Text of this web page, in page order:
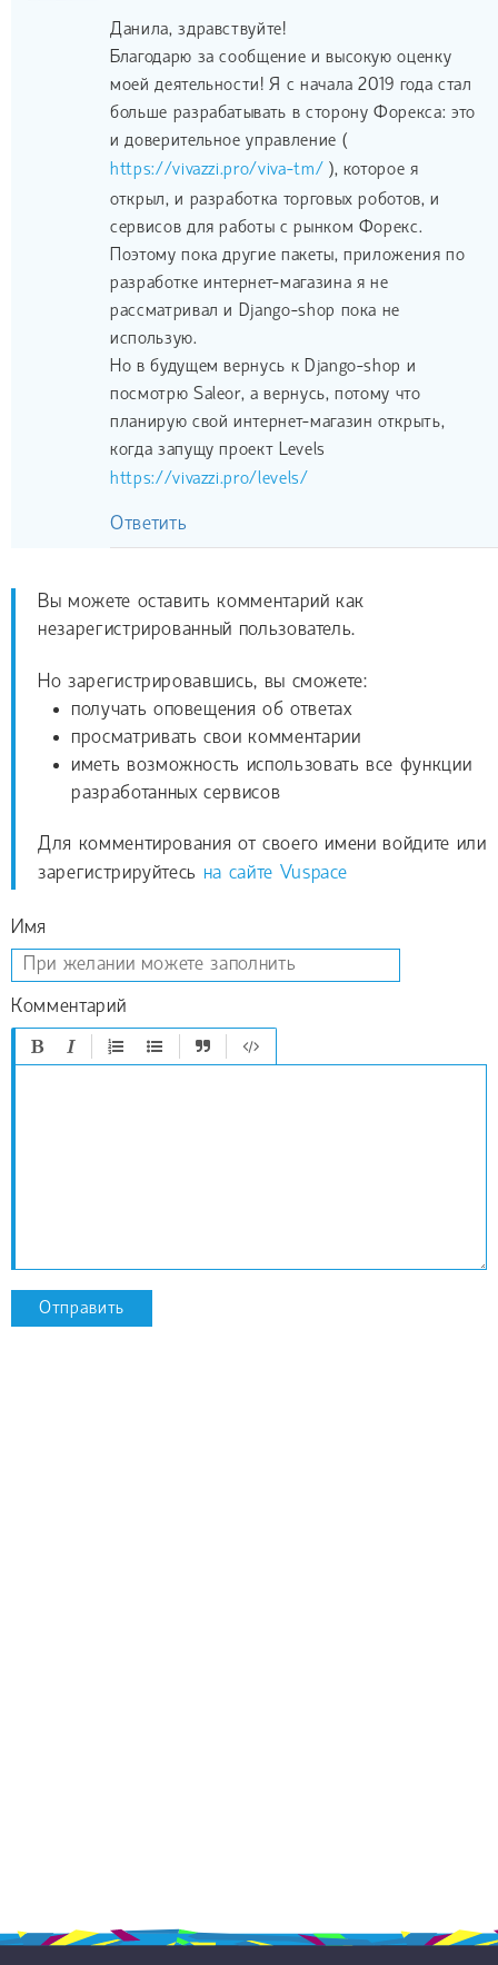
Данила, здравствуйте!
Благодарю за сообщение и высокую оценку
моей деятельности! Я с начала 2019 года стал
больше разрабатывать в сторону Форекса: это
и доверительное управление (
https://vivazzi.pro/viva-tm/ ), которое я
открыл, и разработка торговых роботов, и
сервисов для работы с рынком Форекс.
Поэтому пока другие пакеты, приложения по
разработке интернет-магазина я не
рассматривал и Django-shop пока не
использую.
Но в будущем вернусь к Django-shop и
посмотрю Saleor, а вернусь, потому что
планирую свой интернет-магазин открыть,
когда запущу проект Levels
https://vivazzi.pro/levels/
Ответить
Вы можете оставить комментарий как
незарегистрированный пользователь.
Но зарегистрировавшись, вы сможете:
получать оповещения об ответах
просматривать свои комментарии
иметь возможность использовать все функции
разработанных сервисов
Для комментирования от своего имени войдите или
зарегистрируйтесь на сайте Vuspace
Имя
Комментарий
Отправить